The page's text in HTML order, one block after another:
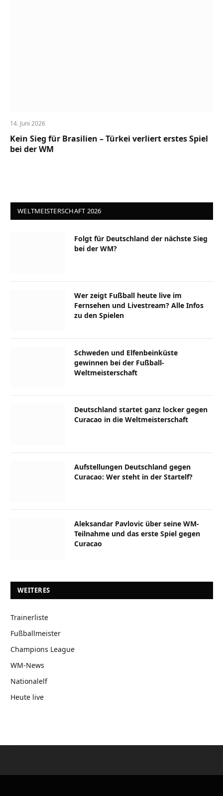
14. Juni 2026
Kein Sieg für Brasilien – Türkei verliert erstes Spiel
bei der WM
WELTMEISTERSCHAFT 2026
Folgt für Deutschland der nächste Sieg
bei der WM?
Wer zeigt Fußball heute live im
Fernsehen und Livestream? Alle Infos
zu den Spielen
Schweden und Elfenbeinküste
gewinnen bei der Fußball-
Weltmeisterschaft
Deutschland startet ganz locker gegen
Curacao in die Weltmeisterschaft
Aufstellungen Deutschland gegen
Curacao: Wer steht in der Startelf?
Aleksandar Pavlovic über seine WM-
Teilnahme und das erste Spiel gegen
Curacao
WEITERES
Trainerliste
Fußballmeister
Champions League
WM-News
Nationalelf
Heute live